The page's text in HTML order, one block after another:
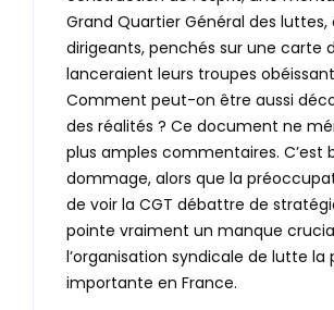
Grand Quartier Général des luttes,
dirigeants, penchés sur une carte
lanceraient leurs troupes
Comment peut-on être aussi
des réalités ? Ce document ne
plus amples commentaires. C’est
dommage, alors que la
de voir la CGT débattre de
pointe vraiment un manque
l’organisation syndicale de lutte la
importante en France.